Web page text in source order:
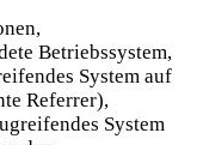
Betriebssystem,
System auf
Referrer),
System